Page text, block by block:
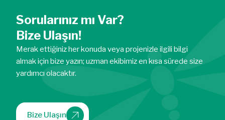
Sorularınız mı Var?
Bize Ulaşın!
Merak ettiğiniz her konuda veya projenizle ilgili bilgi
almak için bize yazın; uzman ekibimiz en kısa sürede size
yardımcı olacaktır.
Bize Ulaşın